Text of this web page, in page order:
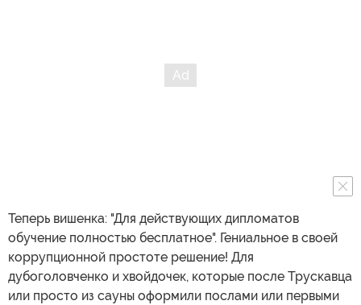
Теперь вишенка: "Для действующих дипломатов
обучение полностью бесплатное". Гениальное в своей
коррупционной простоте решение! Для
дубоголовченко и хвойдочек, которые после Трускавца
или просто из сауны оформили послами или первыми